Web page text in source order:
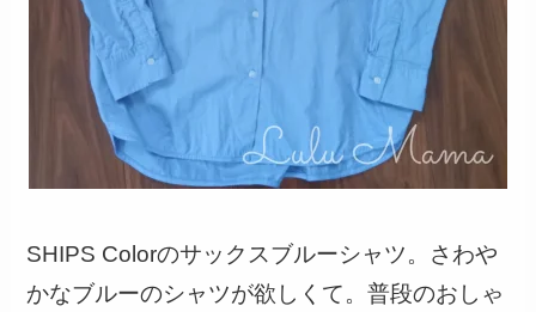
SHIPS Colorのサックスブルーシャツ。さわや
かなブルーのシャツが欲しくて。普段のおしゃ